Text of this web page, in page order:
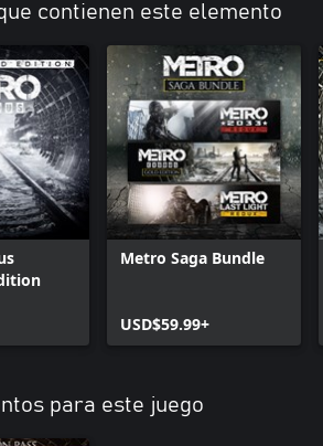
contienen este elemento
Metro Saga Bundle
USD$59.99+
para este juego